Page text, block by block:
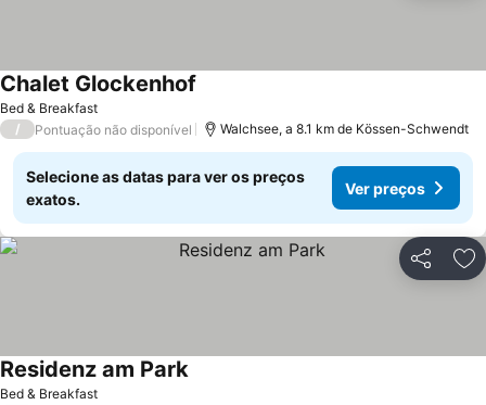
Bed & Breakfast
Chalet Glockenhof
/ Pontuação não disponível Walchsee, a 8.1 km de Kössen-Schwendt
Selecione as datas para ver os preços
exatos.
Ver preços
Partilhar
Bed & Breakfast
Residenz am ParkVer preços